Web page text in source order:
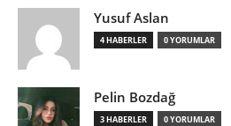
Yusuf Aslan
4 HABERLER 0 YORUMLAR
Pelin Bozdağ
3 HABERLER 0 YORUMLAR